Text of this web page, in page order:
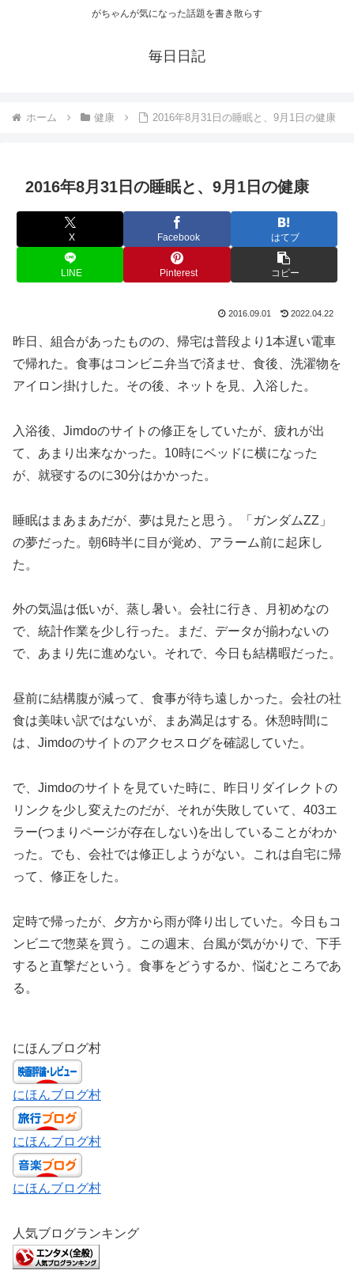
がちゃんが気になった話題を書き散らす
毎日日記
ホーム 健康 2016年8月31日の睡眠と、9月1日の健康
2016年8月31日の睡眠と、9月1日の健康
X Facebook はてブ
LINE Pinterest コピー
2016.09.01 2022.04.22
昨日、組合があったものの、帰宅は普段より1本遅い電車
で帰れた。食事はコンビニ弁当で済ませ、食後、洗濯物を
アイロン掛けした。その後、ネットを見、入浴した。
入浴後、Jimdoのサイトの修正をしていたが、疲れが出
て、あまり出来なかった。10時にベッドに横になった
が、就寝するのに30分はかかった。
睡眠はまあまあだが、夢は見たと思う。「ガンダムZZ」
の夢だった。朝6時半に目が覚め、アラーム前に起床し
た。
外の気温は低いが、蒸し暑い。会社に行き、月初めなの
で、統計作業を少し行った。まだ、データが揃わないの
で、あまり先に進めない。それで、今日も結構暇だった。
昼前に結構腹が減って、食事が待ち遠しかった。会社の社
食は美味い訳ではないが、まあ満足はする。休憩時間に
は、Jimdoのサイトのアクセスログを確認していた。
で、Jimdoのサイトを見ていた時に、昨日リダイレクトの
リンクを少し変えたのだが、それが失敗していて、403エ
ラー(つまりページが存在しない)を出していることがわか
った。でも、会社では修正しようがない。これは自宅に帰
って、修正をした。
定時で帰ったが、夕方から雨が降り出していた。今日もコ
ンビニで惣菜を買う。この週末、台風が気がかりで、下手
すると直撃だという。食事をどうするか、悩むところであ
る。
にほんブログ村
にほんブログ村
にほんブログ村
にほんブログ村
人気ブログランキング